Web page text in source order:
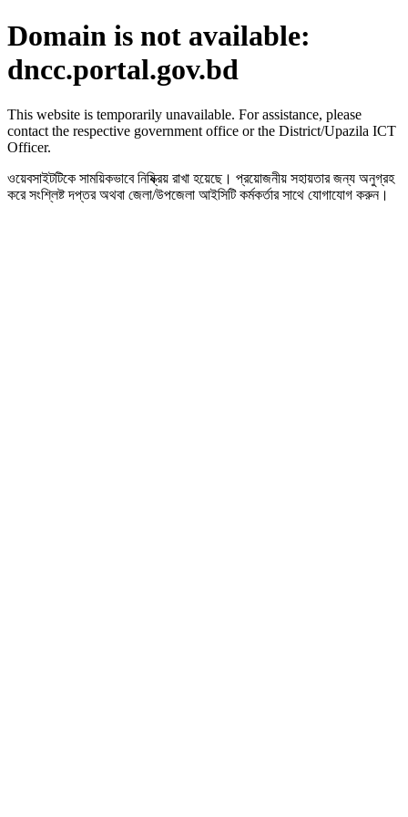
Domain is not available:
dncc.portal.gov.bd
This website is temporarily unavailable. For assistance, please
contact the respective government office or the District/Upazila ICT
Officer.
ওয়েবসাইটটিকে সাময়িকভাবে নিষ্ক্রিয় রাখা হয়েছে। প্রয়োজনীয় সহায়তার জন্য অনুগ্রহ
করে সংশ্লিষ্ট দপ্তর অথবা জেলা/উপজেলা আইসিটি কর্মকর্তার সাথে যোগাযোগ করুন।